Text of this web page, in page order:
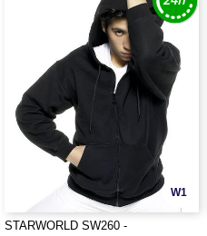
W1
STARWORLD SW260 -